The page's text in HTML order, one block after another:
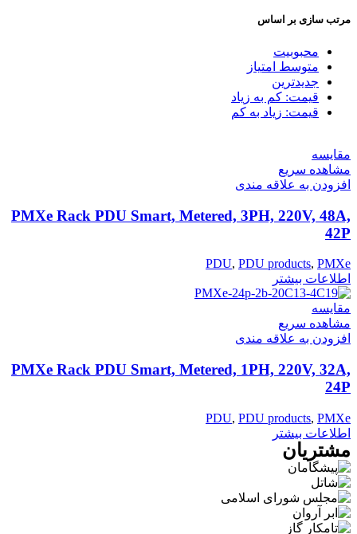
مرتب سازی بر اساس
محبوبیت
متوسط امتیاز
جدیدترین
قیمت: کم به زیاد
قیمت: زیاد به کم
مقایسه
مشاهده سریع
افزودن به علاقه مندی
PMXe Rack PDU Smart, Metered, 3PH, 220V, 48A,
42P
PDU, PDU products, PMXe
اطلاعات بیشتر
مقایسه
مشاهده سریع
افزودن به علاقه مندی
PMXe Rack PDU Smart, Metered, 1PH, 220V, 32A,
24P
PDU, PDU products, PMXe
اطلاعات بیشتر
مشتریان